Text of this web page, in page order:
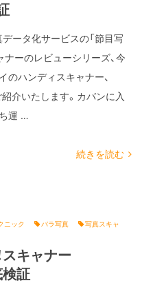
ータ化サービスの「節目写
ナーのレビューシリーズ、今
のハンディスキャナー、
介いたします。カバンに入
運 …
続きを読む
ニック バラ写真
写真スキャ
スキャナー
検証